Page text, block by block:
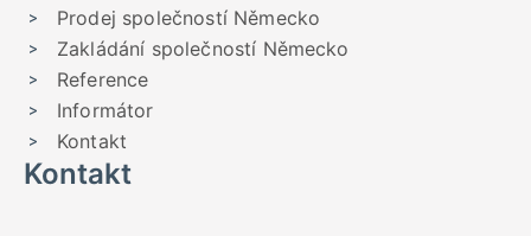
Prodej společností Německo
Zakládání společností Německo
Reference
Informátor
Kontakt
Kontakt